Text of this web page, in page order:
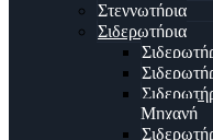
Στεγνωτήρια
Σιδερωτήρια
Μηχανή